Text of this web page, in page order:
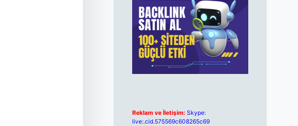
Reklam ve İletişim: Skype:
live:.cid.575569c608265c69